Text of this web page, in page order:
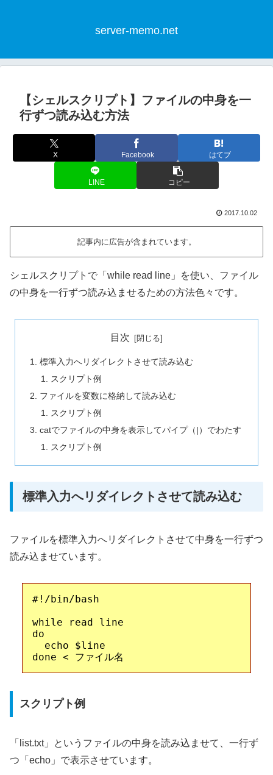
server-memo.net
【シェルスクリプト】ファイルの中身を一
行ずつ読み込む方法
X Facebook はてブ
LINE コピー
2017.10.02
記事内に広告が含まれています。
シェルスクリプトで「while read line」を使い、ファイル
の中身を一行ずつ読み込ませるための方法色々です。
目次
標準入力へリダイレクトさせて読み込む
スクリプト例
ファイルを変数に格納して読み込む
スクリプト例
catでファイルの中身を表示してパイプ（|）でわたす
スクリプト例
標準入力へリダイレクトさせて読み込む
ファイルを標準入力へリダイレクトさせて中身を一行ずつ
読み込ませています。
#!/bin/bash
while read line
do
  echo $line
スクリプト例
「list.txt」というファイルの中身を読み込ませて、一行ず
つ「echo」で表示させています。